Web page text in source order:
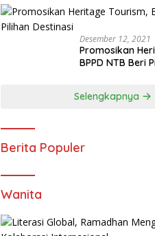
Desember 12, 2021
Promosikan
BPPD NTB Beri
Selengkapnya
Berita Populer
Wanita